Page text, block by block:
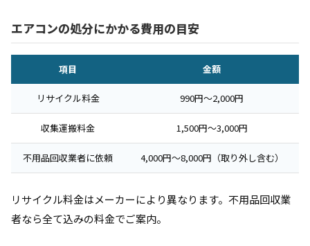
エアコンの処分にかかる費用の目安
項目 金額
リサイクル料金 990円〜2,000円
収集運搬料金 1,500円〜3,000円
不用品回収業者に依頼 4,000円〜8,000円（取り外し含む）
リサイクル料金はメーカーにより異なります。不用品回収業
者なら全て込みの料金でご案内。